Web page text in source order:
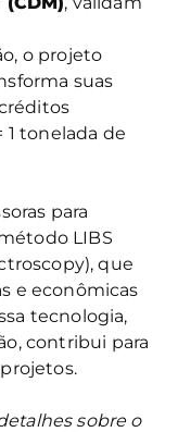
o projeto
suas
1 tonelada de
para
LIBS
que
e econômicas
tecnologia,
contribui para
sobre o